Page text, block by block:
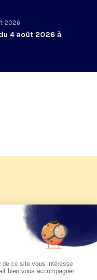
2026
4 août 2026 à
d'été 2026 de KTO
du pape Léon
suivre sur KTO le